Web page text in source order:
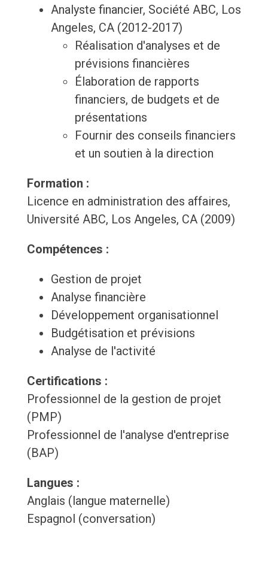
Analyste financier, Société ABC, Los
Angeles, CA (2012-2017)
Réalisation d'analyses et de
prévisions financières
Élaboration de rapports
financiers, de budgets et de
présentations
Fournir des conseils financiers
et un soutien à la direction
Formation :
Licence en administration des affaires,
Université ABC, Los Angeles, CA (2009)
Compétences :
Gestion de projet
Analyse financière
Développement organisationnel
Budgétisation et prévisions
Analyse de l'activité
Certifications :
Professionnel de la gestion de projet
(PMP)
Professionnel de l'analyse d'entreprise
(BAP)
Langues :
Anglais (langue maternelle)
Espagnol (conversation)